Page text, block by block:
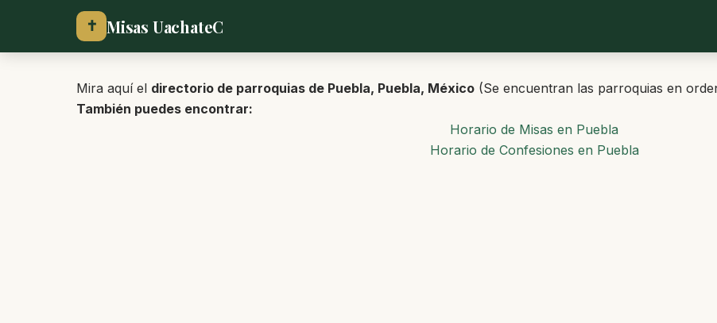
✝ Misas UachateC
Mira aquí el directorio de parroquias de Puebla, Puebla, México (Se encuentran las parroquias en
También puedes encontrar:
Horario de Misas en Puebla
Horario de Confesiones en Puebla